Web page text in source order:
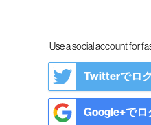
Use a social account for
Twitterでロ
Google+でロ